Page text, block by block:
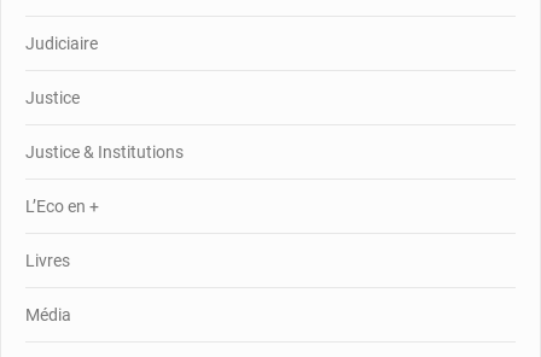
Judiciaire
Justice
Justice & Institutions
L’Eco en +
Livres
Média